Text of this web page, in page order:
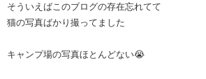
そういえばこのブログの存在忘れてて
猫の写真ばかり撮ってました
キャンプ場の写真ほとんどない😭